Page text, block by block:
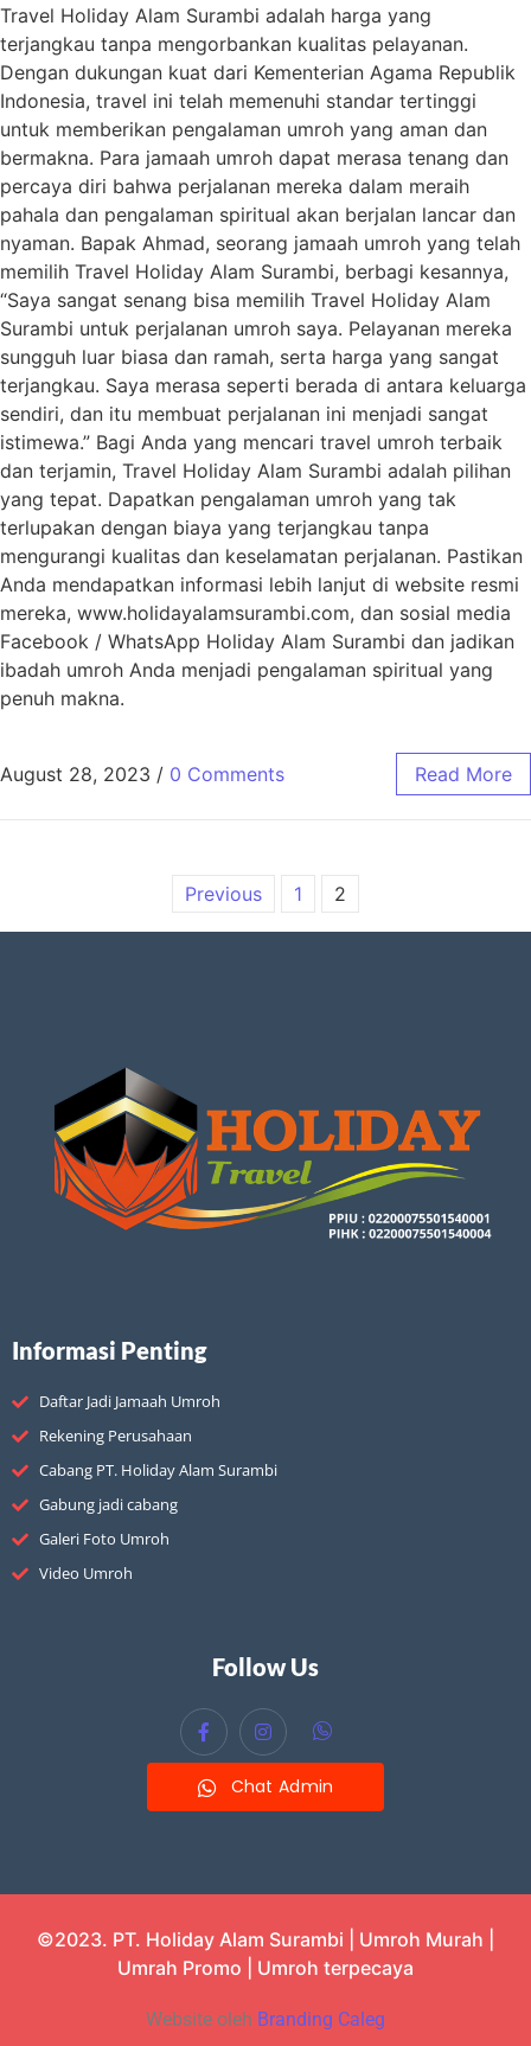
Travel Holiday Alam Surambi adalah harga yang
terjangkau tanpa mengorbankan kualitas pelayanan.
Dengan dukungan kuat dari Kementerian Agama Republik
Indonesia, travel ini telah memenuhi standar tertinggi
untuk memberikan pengalaman umroh yang aman dan
bermakna. Para jamaah umroh dapat merasa tenang dan
percaya diri bahwa perjalanan mereka dalam meraih
pahala dan pengalaman spiritual akan berjalan lancar dan
nyaman. Bapak Ahmad, seorang jamaah umroh yang telah
memilih Travel Holiday Alam Surambi, berbagi kesannya,
“Saya sangat senang bisa memilih Travel Holiday Alam
Surambi untuk perjalanan umroh saya. Pelayanan mereka
sungguh luar biasa dan ramah, serta harga yang sangat
terjangkau. Saya merasa seperti berada di antara keluarga
sendiri, dan itu membuat perjalanan ini menjadi sangat
istimewa.” Bagi Anda yang mencari travel umroh terbaik
dan terjamin, Travel Holiday Alam Surambi adalah pilihan
yang tepat. Dapatkan pengalaman umroh yang tak
terlupakan dengan biaya yang terjangkau tanpa
mengurangi kualitas dan keselamatan perjalanan. Pastikan
Anda mendapatkan informasi lebih lanjut di website resmi
mereka, www.holidayalamsurambi.com, dan sosial media
Facebook / WhatsApp Holiday Alam Surambi dan jadikan
ibadah umroh Anda menjadi pengalaman spiritual yang
penuh makna.
August 28, 2023 / 0 Comments Read More
Previous 1 2
Informasi Penting
Daftar Jadi Jamaah Umroh
Rekening Perusahaan
Cabang PT. Holiday Alam Surambi
Gabung jadi cabang
Galeri Foto Umroh
Video Umroh
Follow Us
Chat Admin
©2023. PT. Holiday Alam Surambi | Umroh Murah |
Umrah Promo | Umroh terpecaya
Website oleh Branding Caleg